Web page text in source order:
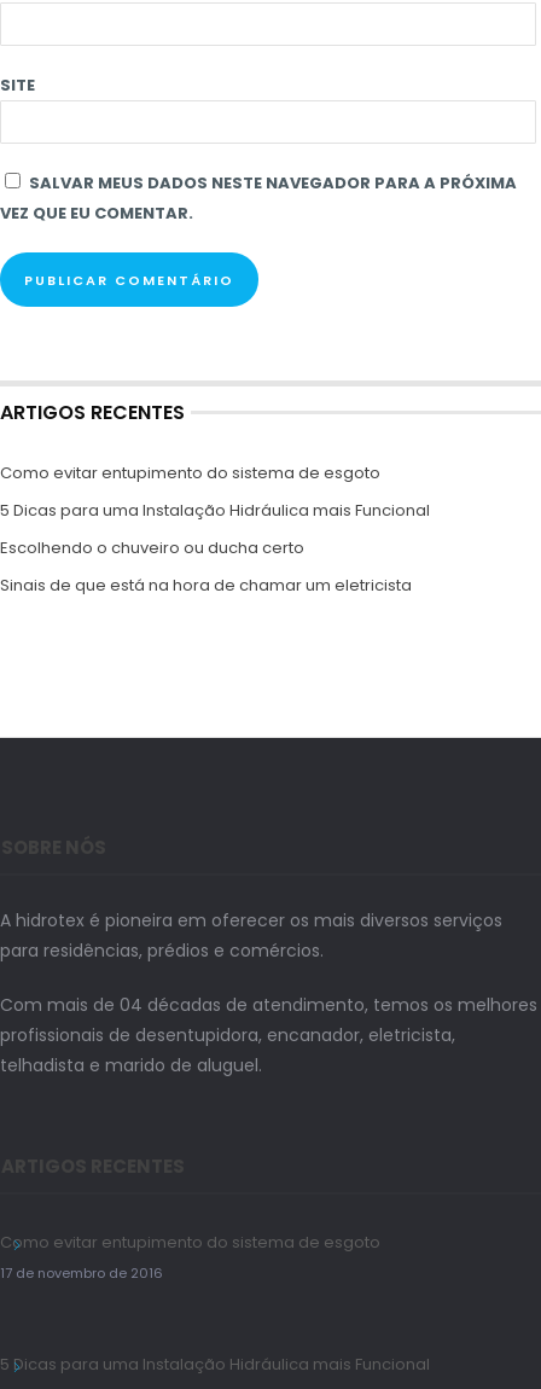
SITE
SALVAR MEUS DADOS NESTE NAVEGADOR PARA A PRÓXIMA
VEZ QUE EU COMENTAR.
ARTIGOS RECENTES
Como evitar entupimento do sistema de esgoto
5 Dicas para uma Instalação Hidráulica mais Funcional
Escolhendo o chuveiro ou ducha certo
Sinais de que está na hora de chamar um eletricista
A hidrotex é pioneira em oferecer os mais diversos serviços
para residências, prédios e comércios.
Com mais de 04 décadas de atendimento, temos os melhores
profissionais de desentupidora, encanador, eletricista,
telhadista e marido de aluguel.
Como evitar entupimento do sistema de esgoto
17 de novembro de 2016
5 Dicas para uma Instalação Hidráulica mais Funcional